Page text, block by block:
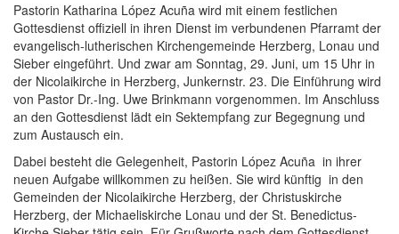
Pastorin Katharina López Acuña wird mit einem festlichen
Gottesdienst offiziell in ihren Dienst im verbundenen Pfarramt der
evangelisch-lutherischen Kirchengemeinde Herzberg, Lonau und
Sieber eingeführt. Und zwar am Sonntag, 29. Juni, um 15 Uhr in
der Nicolaikirche in Herzberg, Junkernstr. 23. Die Einführung wird
von Pastor Dr.-Ing. Uwe Brinkmann vorgenommen. Im Anschluss
an den Gottesdienst lädt ein Sektempfang zur Begegnung und
zum Austausch ein.
Dabei besteht die Gelegenheit, Pastorin López Acuña in ihrer
neuen Aufgabe willkommen zu heißen. Sie wird künftig in den
Gemeinden der Nicolaikirche Herzberg, der Christuskirche
Herzberg, der Michaeliskirche Lonau und der St. Benedictus-